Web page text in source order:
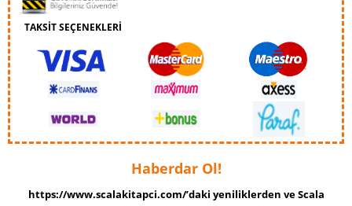
TAKSİT SEÇENEKLERİ
Haberdar Ol!
https://www.scalakitapci.com/’daki yeniliklerden ve Scala